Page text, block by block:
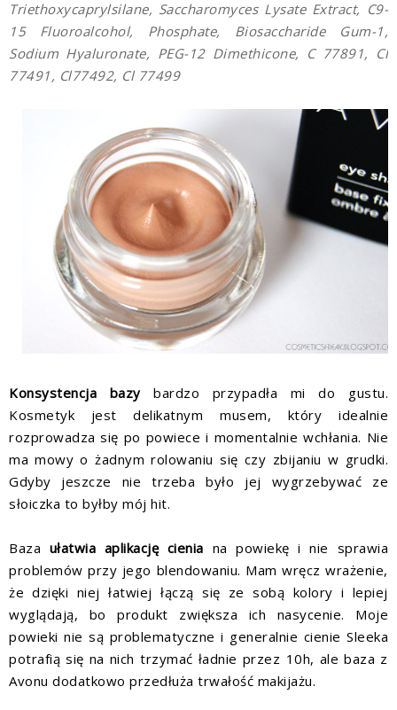
Triethoxycaprylsilane, Saccharomyces Lysate Extract, C9-
15 Fluoroalcohol, Phosphate, Biosaccharide Gum-1,
Sodium Hyaluronate, PEG-12 Dimethicone, C 77891, Cl
77491, Cl77492, Cl 77499
Konsystencja bazybardzo przypadła mi do gustu.
Kosmetyk jest delikatnym musem, który idealnie
rozprowadza się po powiece i momentalnie wchłania. Nie
ma mowy o żadnym rolowaniu się czy zbijaniu w grudki.
Gdyby jeszcze nie trzeba było jej wygrzebywać ze
słoiczka to byłby mój hit.
Baza ułatwia aplikację cienia na powiekę i nie sprawia
problemów przy jego blendowaniu. Mam wręcz wrażenie,
że dzięki niej łatwiej łączą się ze sobą kolory i lepiej
wyglądają, bo produkt zwiększa ich nasycenie. Moje
powieki nie są problematyczne i generalnie cienie Sleeka
potrafią się na nich trzymać ładnie przez 10h, ale baza z
Avonu dodatkowo przedłuża trwałość makijażu.